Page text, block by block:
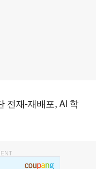
전재-재배포, AI 학